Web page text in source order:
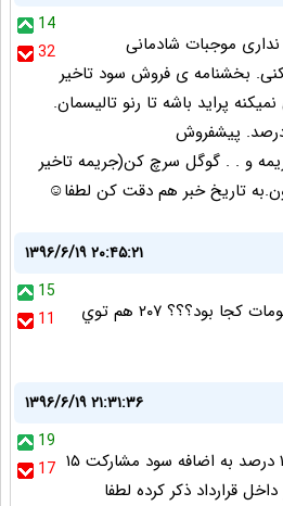
14
32
موجبات شادمانی
بخشنامه ی فروش سود تاخیر
پراید باشه تا رنو تالیسمان.
فوری:ماهی 2.5درصد. پیشفروش
و . . ‌گوگل سرچ کن(جریمه تاخیر
تاریخ خبر هم دقت کن لطفا☺
۱۳۹۶/۶/۱۹ ۲۰:۴۵:۲۱
15
11
ليست ايراد داره ٢٠٦ اتومات كجا بود؟؟؟ ٢٠٧ هم توي
۱۳۹۶/۶/۱۹ ۲۱:۳۱:۳۶
19
17 داداش سود تاخیرش ۱۲ درصد به اضافه سود مشارکت ۱۵
قرارداد ذکر کرده لطفا